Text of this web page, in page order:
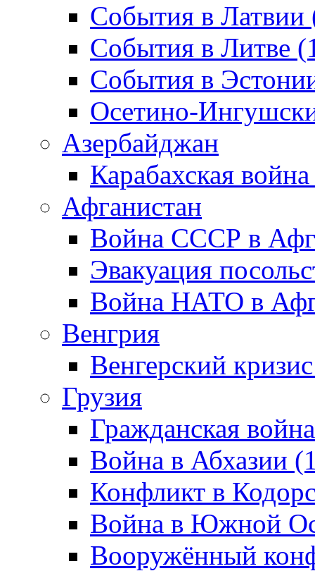
События в Латвии
События в Литве
События в
Осетино-
Азербайджан
Карабахская
Афганистан
Война СССР в
Эвакуация
Война НАТО в
Венгрия
Венгерский
Грузия
Гражданская
Война в Абхазии
Конфликт в
Война в Южной
Вооружённый